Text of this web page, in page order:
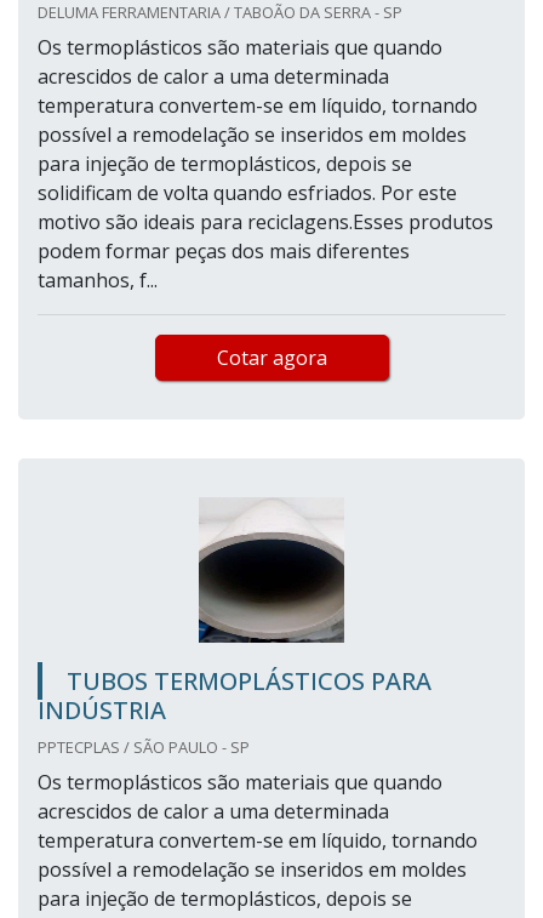
DELUMA FERRAMENTARIA / TABOÃO DA SERRA - SP
Os termoplásticos são materiais que quando
acrescidos de calor a uma determinada
temperatura convertem-se em líquido, tornando
possível a remodelação se inseridos em moldes
para injeção de termoplásticos, depois se
solidificam de volta quando esfriados. Por este
motivo são ideais para reciclagens.Esses produtos
podem formar peças dos mais diferentes
tamanhos, f...
Cotar agora
TUBOS TERMOPLÁSTICOS PARA
INDÚSTRIA
PPTECPLAS / SÃO PAULO - SP
Os termoplásticos são materiais que quando
acrescidos de calor a uma determinada
temperatura convertem-se em líquido, tornando
possível a remodelação se inseridos em moldes
para injeção de termoplásticos, depois se